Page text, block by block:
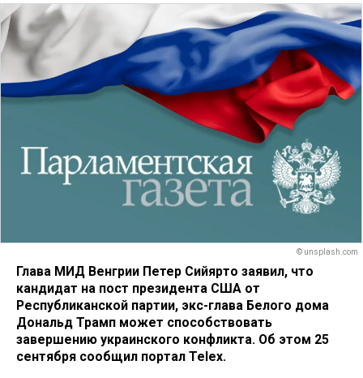
© unsplash.com
Глава МИД Венгрии Петер Сийярто заявил, что
кандидат на пост президента США от
Республиканской партии, экс-глава Белого дома
Дональд Трамп может способствовать
завершению украинского конфликта. Об этом 25
сентября сообщил портал Telex.